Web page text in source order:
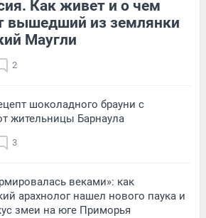
Как живет и о чем
вышедший из землянки
Маугли
2
шоколадного брауни с
жительницы Барнаула
3
веками»: как
арахнолог нашел нового паука и
змеи на юге Приморья